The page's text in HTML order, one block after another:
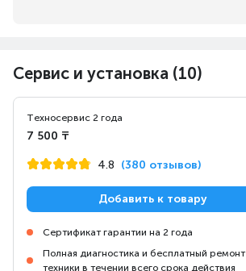
Сервис и установка (10)
Техносервис 2 года
7 500 ₸
4.8 (380 отзывов)
Добавить к товару
Сертификат гарантии на 2 года
Полная диагностика и бесплатный ремонт
техники в течении всего срока действия